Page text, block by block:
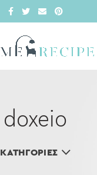
doxeio
ΚΑΤΗΓΟΡΊΕΣ